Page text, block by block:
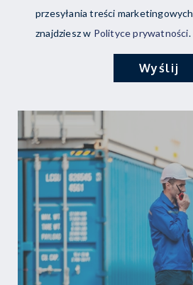
przesyłania treści
znajdziesz w Polityce prywatności.
Wyślij